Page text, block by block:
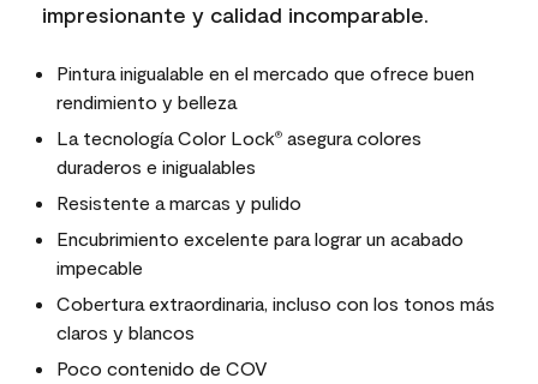
impresionante y calidad incomparable.
Pintura inigualable en el mercado que ofrece buen
rendimiento y belleza
La tecnología Color Lock® asegura colores
duraderos e inigualables
Resistente a marcas y pulido
Encubrimiento excelente para lograr un acabado
impecable
Cobertura extraordinaria, incluso con los tonos más
claros y blancos
Poco contenido de COV